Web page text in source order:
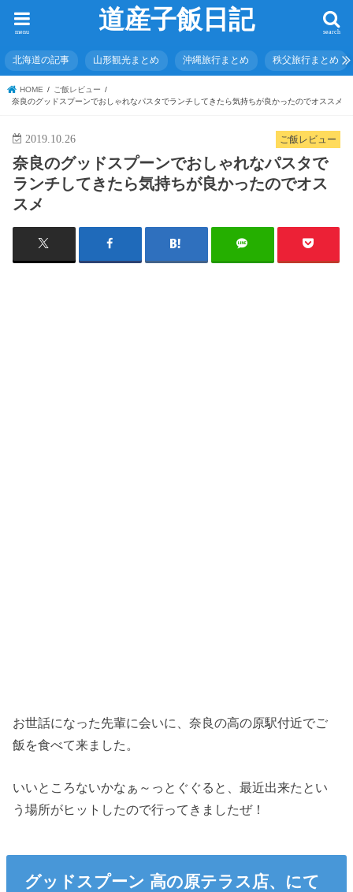
道産子飯日記 search
menu
北海道の記事 山形観光まとめ 沖縄旅行まとめ 秩父旅行まとめ
HOME
ご飯レビュー
奈良のグッドスプーンでおしゃれなパスタでランチしてきたら気持ちが良かったのでオススメ
ご飯レビュー
2019.10.26
奈良のグッドスプーンでおしゃれなパスタで
ランチしてきたら気持ちが良かったのでオス
スメ
お世話になった先輩に会いに、奈良の高の原駅付近でご
飯を食べて来ました。
いいところないかなぁ～っとぐぐると、最近出来たとい
う場所がヒットしたので行ってきましたぜ！
グッドスプーン 高の原テラス店、にて